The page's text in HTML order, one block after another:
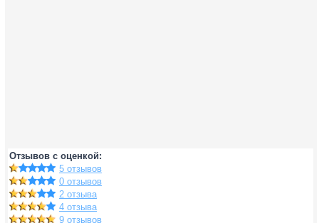
Отзывов с оценкой:
5 отзывов
0 отзывов
2 отзыва
4 отзыва
9 отзывов